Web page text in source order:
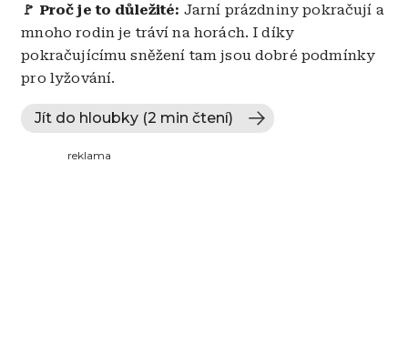
🚩 Proč je to důležité: Jarní prázdniny pokračují a
mnoho rodin je tráví na horách. I díky
pokračujícímu sněžení tam jsou dobré podmínky
pro lyžování.
Jít do hloubky (2 min čtení)
reklama